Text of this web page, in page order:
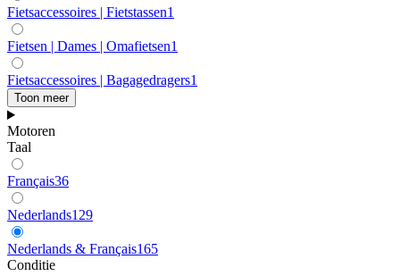
Fietsaccessoires | Fietstassen1
Fietsen | Dames | Omafietsen1
Fietsaccessoires | Bagagedragers1
Toon meer
Motoren
Taal
Français36
Nederlands129
Nederlands & Français165
Conditie